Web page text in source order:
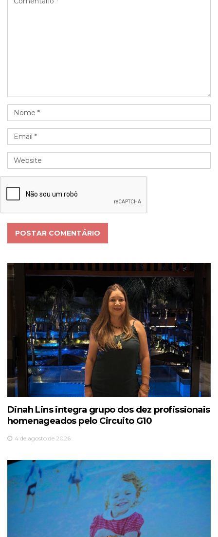
POSTAR COMENTÁRIO
Dinah Lins integra grupo dos dez profissionais
homenageados pelo Circuito G10
4 de agosto de 2026